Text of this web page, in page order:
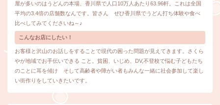
屋が多いのはうどんの本場、香川県で人口10万人あたり63.96軒。これは全国
平均の3.4倍の店舗数なんです。皆さん ぜひ香川県でうどん打ち体験や食べ
比べしてみてくださいね～♪
こんなお店にしたい！
お客様と沢山のお話しをすることで現代の困った問題が見えてきます。さくら
やが地域でお手伝いできる こと。貧困、いじめ、DV,不登校で悩む子どもたち
のことに耳を傾け そして高齢者や障がい者もみんな一緒に社会参加して楽し
い街作りをしていきたいです。